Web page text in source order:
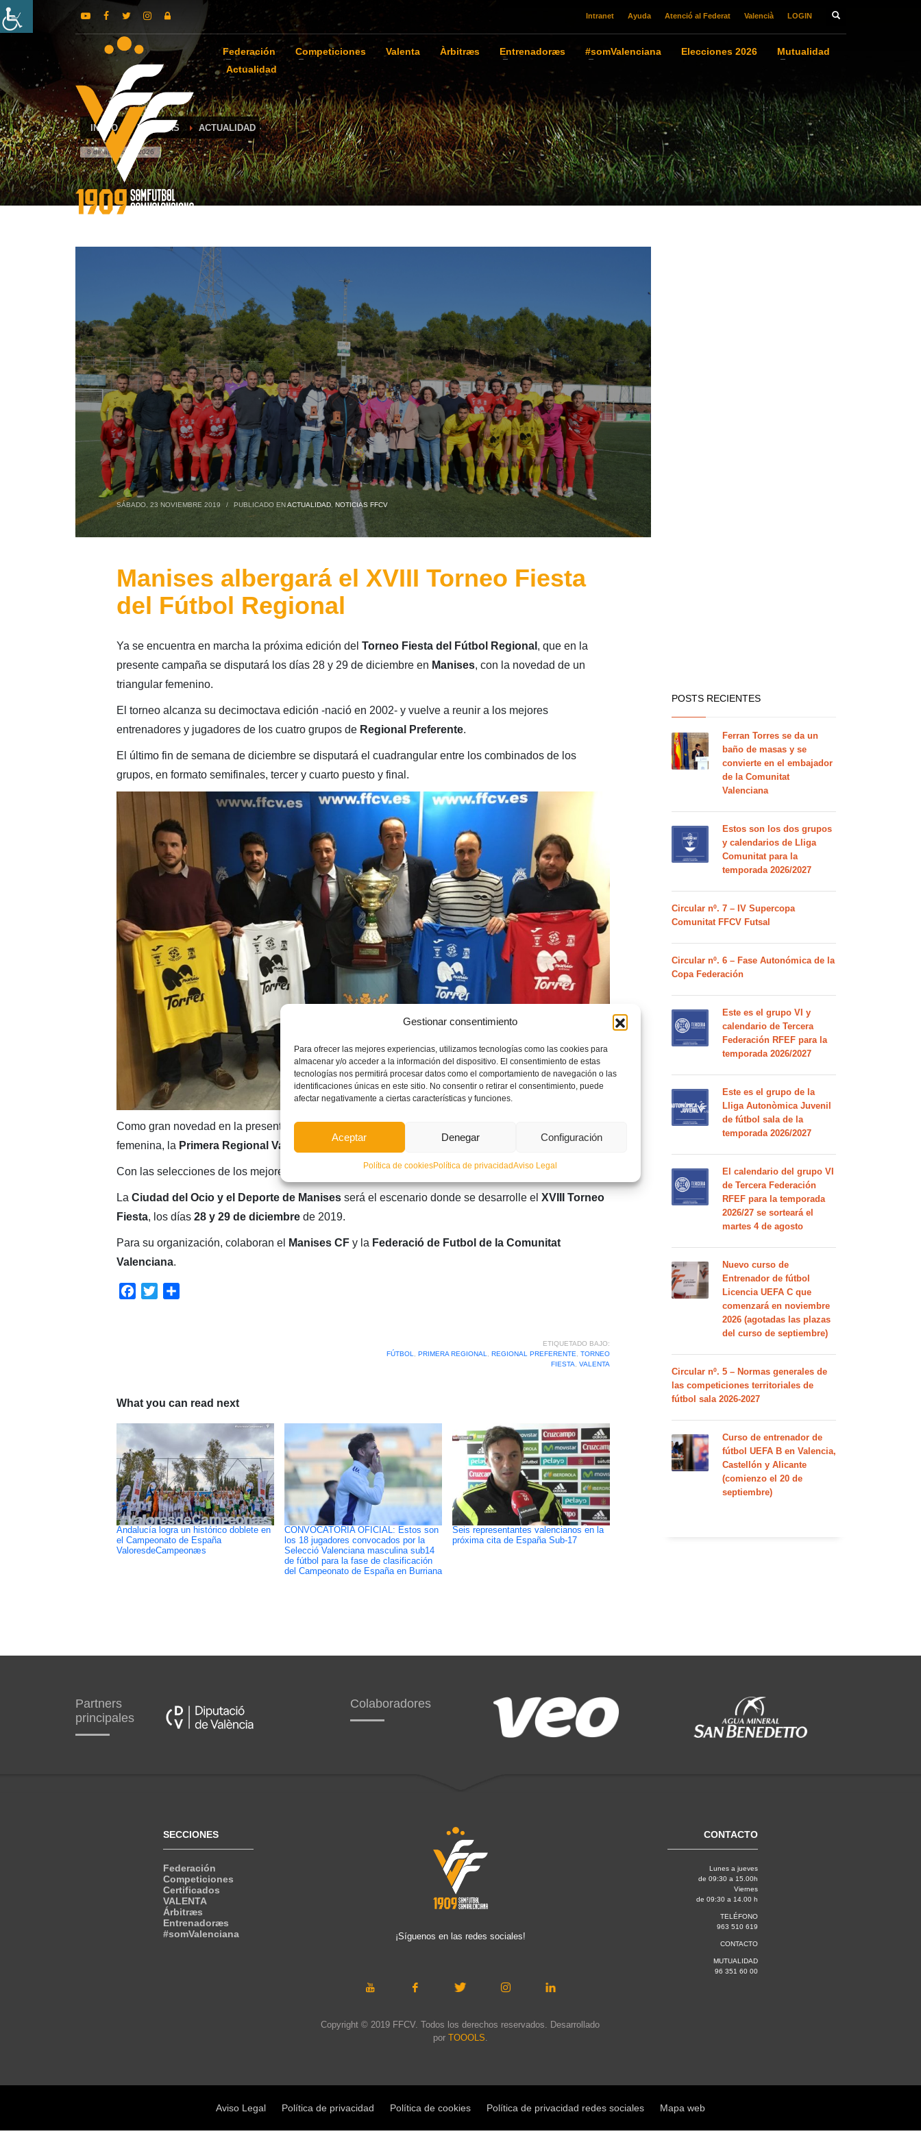
Gestionar consentimiento
Para ofrecer las mejores experiencias, utilizamos tecnologías como las cookies para
almacenar y/o acceder a la información del dispositivo. El consentimiento de estas
tecnologías nos permitirá procesar datos como el comportamiento de navegación o las
identificaciones únicas en este sitio. No consentir o retirar el consentimiento, puede
afectar negativamente a ciertas características y funciones.
Aceptar Denegar Configuración
Política de cookiesPolítica de privacidadAviso Legal
Intranet Ayuda Atenció al Federat Valencià LOGIN
Federación Competiciones Valenta Àrbitræs Entrenadoræs #somValenciana Elecciones 2026
Mutualidad
Actualidad
INICIO NOTICIAS ACTUALIDAD
8 de agosto de 2026
SÁBADO, 23 NOVIEMBRE 2019 / PUBLICADO ENACTUALIDAD, NOTICIAS FFCV
Manises albergará el XVIII Torneo Fiesta
del Fútbol Regional
Ya se encuentra en marcha la próxima edición del Torneo Fiesta del Fútbol Regional , que en la
presente campaña se disputará los días 28 y 29 de diciembre en Manises, con la novedad de un
triangular femenino.
El torneo alcanza su decimoctava edición -nació en 2002- y vuelve a reunir a los mejores
entrenadores y jugadores de los cuatro grupos de Regional Preferente.
El último fin de semana de diciembre se disputará el cuadrangular entre los combinados de los
grupos, en formato semifinales, tercer y cuarto puesto y final.
Como gran novedad en la presente edición, el Torneo Fiesta
femenina, la Primera Regional Valenta
Con las selecciones de los mejores combinados de los tres grupos conformarán un triangular.
La Ciudad del Ocio y el Deporte de Manisesserá el escenario donde se desarrolle el XVIII Torneo
Fiesta, los días28 y 29 de diciembrede 2019.
Para su organización, colaboran el Manises CFy la Federació de Futbol de la Comunitat
Valenciana.
Facebook
Twitter
ETIQUETADO BAJO:
FÚTBOL
PRIMERA REGIONAL REGIONAL PREFERENTE
TORNEO
FIESTA
VALENTA
What you can read next
Andalucía logra un histórico doblete en
el Campeonato de España
ValoresdeCampeonæs
CONVOCATORIA OFICIAL: Estos son
los 18 jugadores convocados por la
Selecció Valenciana masculina sub14
de fútbol para la fase de clasificación
del Campeonato de España en Burriana
Seis representantes valencianos en la
próxima cita de España Sub-17
POSTS RECIENTES
Ferran Torres se da un
baño de masas y se
convierte en el embajador
de la Comunitat
Valenciana
Estos son los dos grupos
y calendarios de Lliga
Comunitat para la
temporada 2026/2027
Circular nº. 7 – IV Supercopa
Comunitat FFCV Futsal
Circular nº. 6 – Fase Autonómica de la
Copa Federación
Este es el grupo VI y
calendario de Tercera
Federación RFEF para la
temporada 2026/2027
Este es el grupo de la
Lliga Autonòmica Juvenil
de fútbol sala de la
temporada 2026/2027
El calendario del grupo VI
de Tercera Federación
RFEF para la temporada
2026/27 se sorteará el
martes 4 de agosto
Nuevo curso de
Entrenador de fútbol
Licencia UEFA C que
comenzará en noviembre
2026 (agotadas las plazas
del curso de septiembre)
Circular nº. 5 – Normas generales de
las competiciones territoriales de
fútbol sala 2026-2027
Curso de entrenador de
fútbol UEFA B en Valencia,
Castellón y Alicante
(comienzo el 20 de
septiembre)
Partners
principales
Colaboradores
SECCIONES
Federación
Competiciones
Certificados
VALENTA
Árbitræs
Entrenadoræs
#somValenciana
¡Síguenos en las redes sociales!
Copyright © 2019 FFCV. Todos los derechos reservados. Desarrollado
por TOOOLS.
CONTACTO
Lunes a jueves
de 09:30 a 15.00h
Viernes
de 09:30 a 14.00 h
TELÉFONO
963 510 619
CONTACTO
MUTUALIDAD
96 351 60 00
Aviso Legal Política de privacidad Política de cookies Política de privacidad redes sociales Mapa web